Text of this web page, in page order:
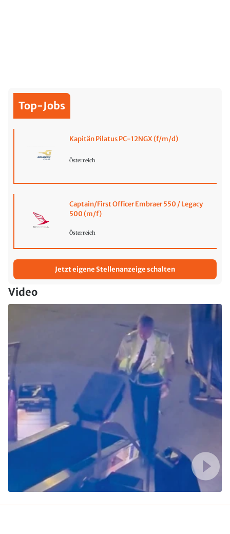
Top-Jobs
Kapitän Pilatus PC-12NGX (f/m/d)
Österreich
Captain/First Officer Embraer 550 / Legacy
500 (m/f)
Österreich
Jetzt eigene Stellenanzeige schalten
Video